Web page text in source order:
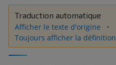
Traduction automatique
Afficher le texte d'origine
Toujours afficher la définition